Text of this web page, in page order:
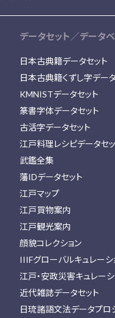
データセット／データ
日本古典籍データセット
日本古典籍くずし字デー
KMNISTデータセット
篆書字体データセット
古活字データセット
江戸料理レシピデータセ
武鑑全集
藩IDデータセット
江戸マップ
江戸買物案内
江戸観光案内
顔貌コレクション
IIIFグローバルキュレーシ
江戸・安政災害キュレーシ
近代雑誌データセット
日琉諸語文法データプロ